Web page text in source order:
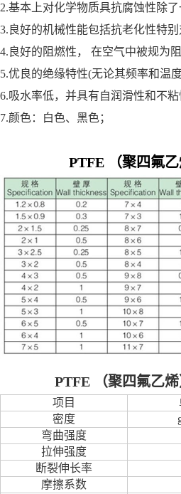
2.基本上对化学物质具抗腐蚀性除了
3.良好的机械性能包括抗老化性特别
4.良好的阻燃性， 在空气中被规为阻
5.优良的绝缘特性(无论其频率和温度
6.吸水率低，并具有自润滑性和不粘
7.颜色：白色、黑色；
PTFE （聚四氟
PTFE （聚四氟乙烯
项目
密度
弯曲强度
拉伸强度
断裂伸长率
摩擦系数